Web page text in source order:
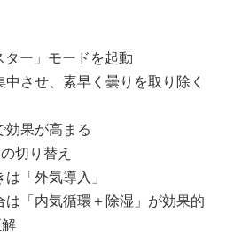
ー」モードを起動
させ、素早く曇りを取り除く
効果が高まる
切り替え
「外気導入」
「内気循環＋除湿」が効果的